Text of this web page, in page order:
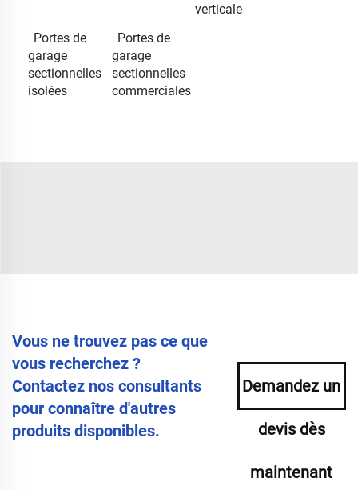
verticale
Portes de
garage
sectionnelles
isolées
Portes de
garage
sectionnelles
commerciales
Vous ne trouvez pas ce que
vous recherchez ?
Contactez nos consultants
pour connaître d'autres
produits disponibles.
Demandez un
devis dès
maintenant